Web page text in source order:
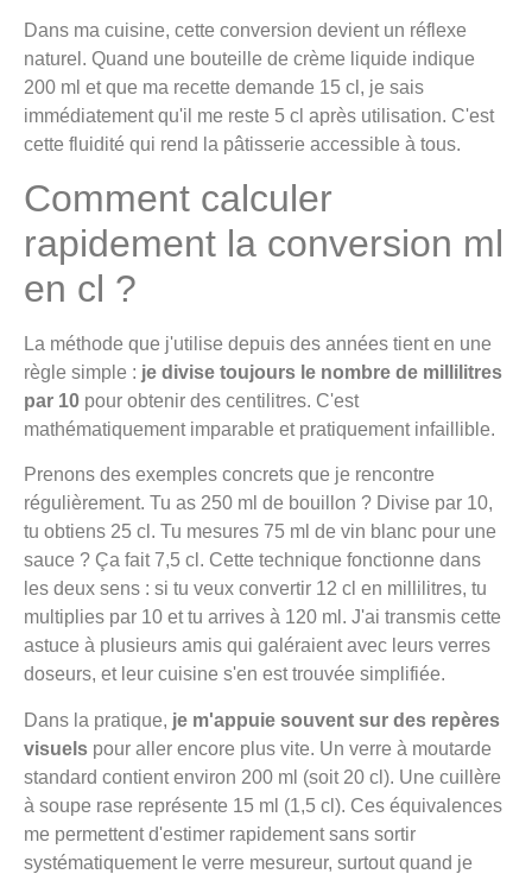
Dans ma cuisine, cette conversion devient un réflexe
naturel. Quand une bouteille de crème liquide indique
200 ml et que ma recette demande 15 cl, je sais
immédiatement qu'il me reste 5 cl après utilisation. C'est
cette fluidité qui rend la pâtisserie accessible à tous.
Comment calculer
rapidement la conversion ml
en cl ?
La méthode que j'utilise depuis des années tient en une
règle simple : je divise toujours le nombre de millilitres
par 10 pour obtenir des centilitres. C'est
mathématiquement imparable et pratiquement infaillible.
Prenons des exemples concrets que je rencontre
régulièrement. Tu as 250 ml de bouillon ? Divise par 10,
tu obtiens 25 cl. Tu mesures 75 ml de vin blanc pour une
sauce ? Ça fait 7,5 cl. Cette technique fonctionne dans
les deux sens : si tu veux convertir 12 cl en millilitres, tu
multiplies par 10 et tu arrives à 120 ml. J'ai transmis cette
astuce à plusieurs amis qui galéraient avec leurs verres
doseurs, et leur cuisine s'en est trouvée simplifiée.
Dans la pratique, je m'appuie souvent sur des repères
visuels pour aller encore plus vite. Un verre à moutarde
standard contient environ 200 ml (soit 20 cl). Une cuillère
à soupe rase représente 15 ml (1,5 cl). Ces équivalences
me permettent d'estimer rapidement sans sortir
systématiquement le verre mesureur, surtout quand je